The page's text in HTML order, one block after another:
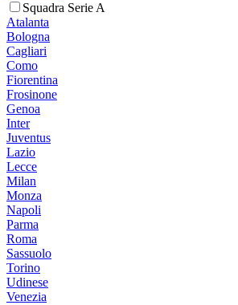
Squadra Serie A
Atalanta
Bologna
Cagliari
Como
Fiorentina
Frosinone
Genoa
Inter
Juventus
Lazio
Lecce
Milan
Monza
Napoli
Parma
Roma
Sassuolo
Torino
Udinese
Venezia